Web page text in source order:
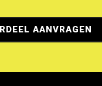
AANVRAGEN